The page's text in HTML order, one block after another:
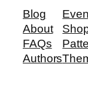
Blog
About
FAQs
Authors